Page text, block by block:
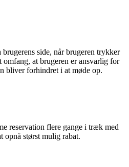
side, når brugeren trykker
at brugeren er ansvarlig for
bliver forhindret i at møde op.
reservation flere gange i træk med
opnå størst mulig rabat.